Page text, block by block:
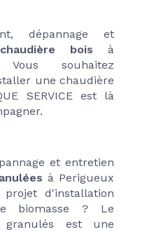
dépannage et
chaudière bois à
souhaitez
une chaudière
SERVICE est là
et entretien
à Perigueux
d'installation
biomasse ? Le
granulés est une